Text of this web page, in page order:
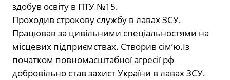
здобув освіту в ПТУ №15.
Проходив строкову службу в лавах ЗСУ.
Працював за цивільними спеціальностями на
місцевих підприємствах. Створив сім’ю.Із
початком повномасштабної агресії рф
добровільно став захист України в лавах ЗСУ.